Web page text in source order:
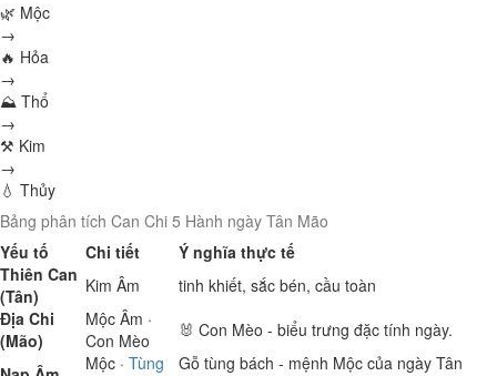
🌿 Mộc
→
🔥 Hỏa
→
⛰ Thổ
→
⚒ Kim
→
💧 Thủy
Bảng phân tích Can Chi 5 Hành ngày Tân Mão
Yếu tố
Chi tiết
Ý nghĩa thực tế
Thiên Can
(Tân)
Kim Âm
tinh khiết, sắc bén, cầu toàn
Địa Chi
(Mão)
Mộc Âm ·
Con Mèo
🐰 Con Mèo - biểu trưng đặc tính ngày.
Mộc · Tùng
Gỗ tùng bách - mệnh Mộc của ngày Tân